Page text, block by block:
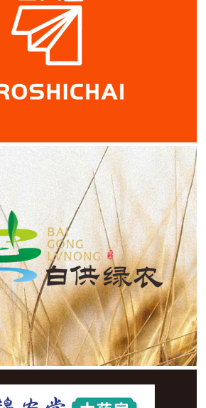
国际电商品牌设计
设计 / 美国商标注册 / logo设计
社公共品牌logo设计
品牌设计 / 多类商标注册